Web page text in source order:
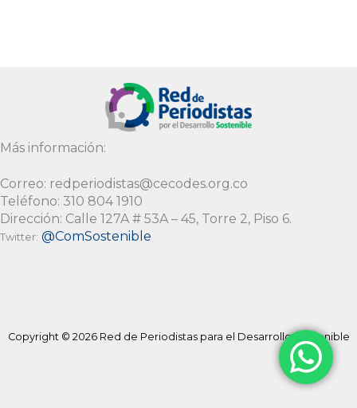
Más información:
Correo: redperiodistas@cecodes.org.co
Teléfono: 310 804 1910
Dirección: Calle 127A # 53A – 45, Torre 2, Piso 6.
Twitter: @ComSostenible
Copyright © 2026 Red de Periodistas para el Desarrollo Sostenible